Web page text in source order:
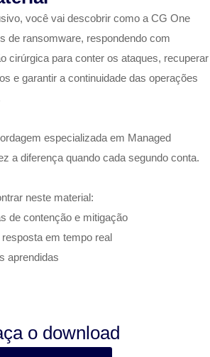
você vai descobrir como a CG One
de ransomware, respondendo com
cirúrgica para conter os ataques, recuperar
e garantir a continuidade das operações
especializada em Managed
a diferença quando cada segundo conta.
neste material:
de contenção e mitigação
em tempo real
aprendidas
o download